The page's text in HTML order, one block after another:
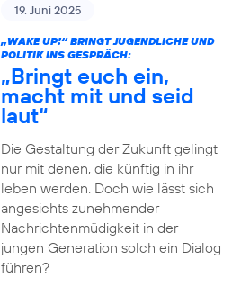
19. Juni 2025
„WAKE UP!“ BRINGT JUGENDLICHE UND
POLITIK INS GESPRÄCH:
„Bringt euch ein,
macht mit und seid
laut“
Die Gestaltung der Zukunft gelingt
nur mit denen, die künftig in ihr
leben werden. Doch wie lässt sich
angesichts zunehmender
Nachrichtenmüdigkeit in der
jungen Generation solch ein Dialog
führen?